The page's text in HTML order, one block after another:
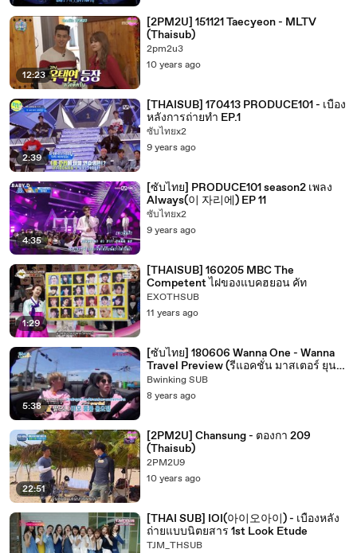
12:23
[2PM2U] 151121 Taecyeon - MLTV
(Thaisub)
2pm2u3
10 years ago
2:39
[THAISUB] 170413 PRODUCE101 - เบื้อง
หลังการถ่ายทำ EP.1
ซับไทยx2
9 years ago
4:35
[ซับไทย] PRODUCE101 season2 เพลง
Always(이 자리에) EP 11
ซับไทยx2
9 years ago
1:29
[THAISUB] 160205 MBC The
Competent ไฝของแบคฮยอน คัท
EXOTHSUB
11 years ago
5:38
[ซับไทย] 180606 Wanna One - Wanna
Travel Preview (รีแอคชั่น มาสเตอร์ ยุนจี
ซอง)
Bwinking SUB
8 years ago
22:51
[2PM2U] Chansung - ตองกา 209
(Thaisub)
2PM2U9
10 years ago
[THAI SUB] IOI(아이오아이) - เบื้องหลัง
ถ่ายแบบนิตยสาร 1st Look Etude
TJM_THSUB